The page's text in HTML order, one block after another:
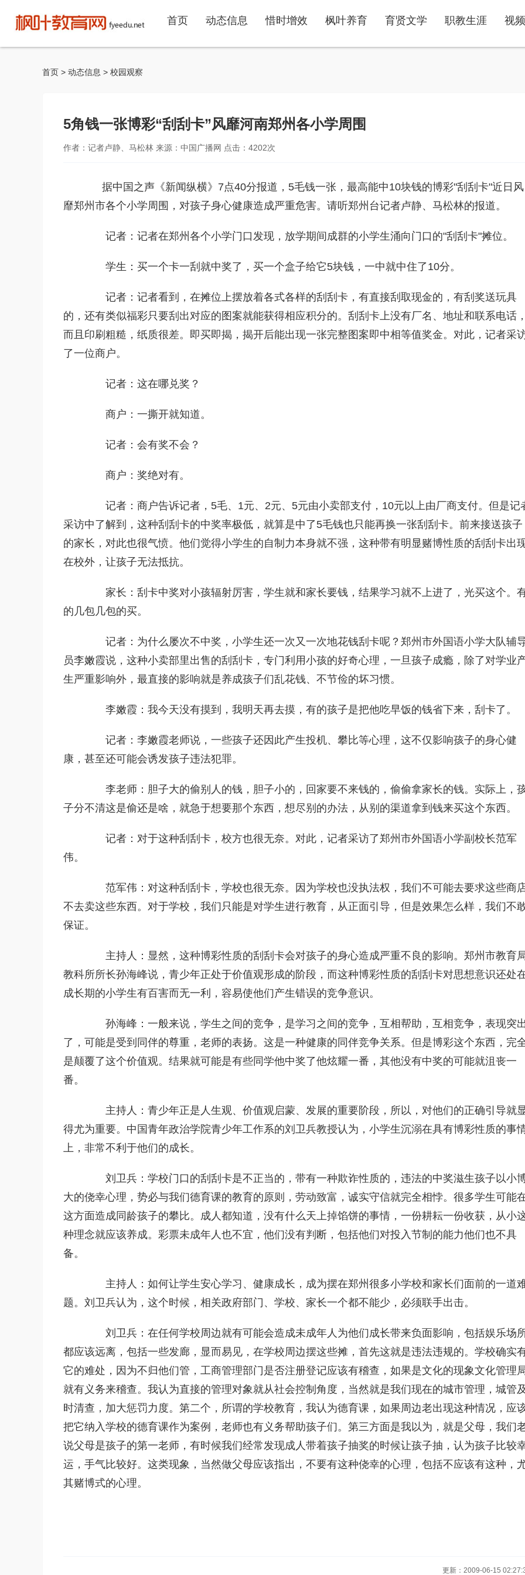
首页 动态信息 惜时增效 枫叶养育 育贤文学 职教生涯 视
首页 > 动态信息 > 校园观察
5角钱一张博彩“刮刮卡”风靡河南郑州各小学周围
作者：记者卢静、马松林 来源：中国广播网 点击： 4202次
据中国之声《新闻纵横》7点40分报道，5毛钱一张，最高能中10块钱的博彩"刮刮卡"近日风
靡郑州市各个小学周围，对孩子身心健康造成严重危害。请听郑州台记者卢静、马松林的报道。
记者：记者在郑州各个小学门口发现，放学期间成群的小学生涌向门口的"刮刮卡"摊位。
学生：买一个卡一刮就中奖了，买一个盒子给它5块钱，一中就中住了10分。
记者：记者看到，在摊位上摆放着各式各样的刮刮卡，有直接刮取现金的，有刮奖送玩具
的，还有类似福彩只要刮出对应的图案就能获得相应积分的。刮刮卡上没有厂名、地址和联系电话，
而且印刷粗糙，纸质很差。即买即揭，揭开后能出现一张完整图案即中相等值奖金。对此，记者采
了一位商户。
记者：这在哪兑奖？
商户：一撕开就知道。
记者：会有奖不会？
商户：奖绝对有。
记者：商户告诉记者，5毛、1元、2元、5元由小卖部支付，10元以上由厂商支付。但是记
采访中了解到，这种刮刮卡的中奖率极低，就算是中了5毛钱也只能再换一张刮刮卡。前来接送孩子
的家长，对此也很气愤。他们觉得小学生的自制力本身就不强，这种带有明显赌博性质的刮刮卡出
在校外，让孩子无法抵抗。
家长：刮卡中奖对小孩辐射厉害，学生就和家长要钱，结果学习就不上进了，光买这个。
的几包几包的买。
记者：为什么屡次不中奖，小学生还一次又一次地花钱刮卡呢？郑州市外国语小学大队辅
员李嫩霞说，这种小卖部里出售的刮刮卡，专门利用小孩的好奇心理，一旦孩子成瘾，除了对学业
生严重影响外，最直接的影响就是养成孩子们乱花钱、不节俭的坏习惯。
李嫩霞：我今天没有摸到，我明天再去摸，有的孩子是把他吃早饭的钱省下来，刮卡了。
记者：李嫩霞老师说，一些孩子还因此产生投机、攀比等心理，这不仅影响孩子的身心健
康，甚至还可能会诱发孩子违法犯罪。
李老师：胆子大的偷别人的钱，胆子小的，回家要不来钱的，偷偷拿家长的钱。实际上，
子分不清这是偷还是啥，就急于想要那个东西，想尽别的办法，从别的渠道拿到钱来买这个东西。
记者：对于这种刮刮卡，校方也很无奈。对此，记者采访了郑州市外国语小学副校长范军
伟。
范军伟：对这种刮刮卡，学校也很无奈。因为学校也没执法权，我们不可能去要求这些商
不去卖这些东西。对于学校，我们只能是对学生进行教育，从正面引导，但是效果怎么样，我们不
保证。
主持人：显然，这种博彩性质的刮刮卡会对孩子的身心造成严重不良的影响。郑州市教育
教科所所长孙海峰说，青少年正处于价值观形成的阶段，而这种博彩性质的刮刮卡对思想意识还处
成长期的小学生有百害而无一利，容易使他们产生错误的竞争意识。
孙海峰：一般来说，学生之间的竞争，是学习之间的竞争，互相帮助，互相竞争，表现突
了，可能是受到同伴的尊重，老师的表扬。这是一种健康的同伴竞争关系。但是博彩这个东西，完
是颠覆了这个价值观。结果就可能是有些同学他中奖了他炫耀一番，其他没有中奖的可能就沮丧一
番。
主持人：青少年正是人生观、价值观启蒙、发展的重要阶段，所以，对他们的正确引导就
得尤为重要。中国青年政治学院青少年工作系的刘卫兵教授认为，小学生沉溺在具有博彩性质的事
上，非常不利于他们的成长。
刘卫兵：学校门口的刮刮卡是不正当的，带有一种欺诈性质的，违法的中奖滋生孩子以小
大的侥幸心理，势必与我们德育课的教育的原则，劳动致富，诚实守信就完全相悖。很多学生可能
这方面造成同龄孩子的攀比。成人都知道，没有什么天上掉馅饼的事情，一份耕耘一份收获，从小
种理念就应该养成。彩票未成年人也不宜，他们没有判断，包括他们对投入节制的能力他们也不具
备。
主持人：如何让学生安心学习、健康成长，成为摆在郑州很多小学校和家长们面前的一道
题。刘卫兵认为，这个时候，相关政府部门、学校、家长一个都不能少，必须联手出击。
刘卫兵：在任何学校周边就有可能会造成未成年人为他们成长带来负面影响，包括娱乐场
都应该远离，包括一些发廊，显而易见，在学校周边摆这些摊，首先这就是违法违规的。学校确实
它的难处，因为不归他们管，工商管理部门是否注册登记应该有稽查，如果是文化的现象文化管理
就有义务来稽查。我认为直接的管理对象就从社会控制角度，当然就是我们现在的城市管理，城管及
时清查，加大惩罚力度。第二个，所谓的学校教育，我认为德育课，如果周边老出现这种情况，应
把它纳入学校的德育课作为案例，老师也有义务帮助孩子们。第三方面是我以为，就是父母，我们
说父母是孩子的第一老师，有时候我们经常发现成人带着孩子抽奖的时候让孩子抽，认为孩子比较
运，手气比较好。这类现象，当然做父母应该指出，不要有这种侥幸的心理，包括不应该有这种，
其赌博式的心理。
更新：2009-06-15